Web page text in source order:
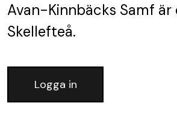
Avan-Kinnbäcks Samf är
Skellefteå.
Logga in